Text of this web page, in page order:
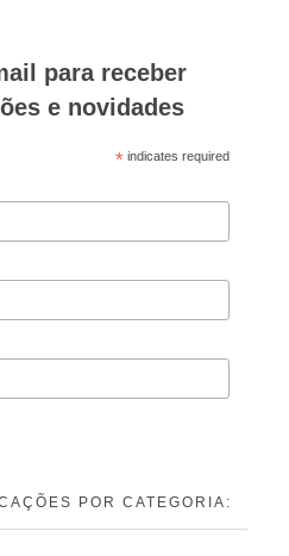
para receber
e novidades
* indicates required
POR CATEGORIA: